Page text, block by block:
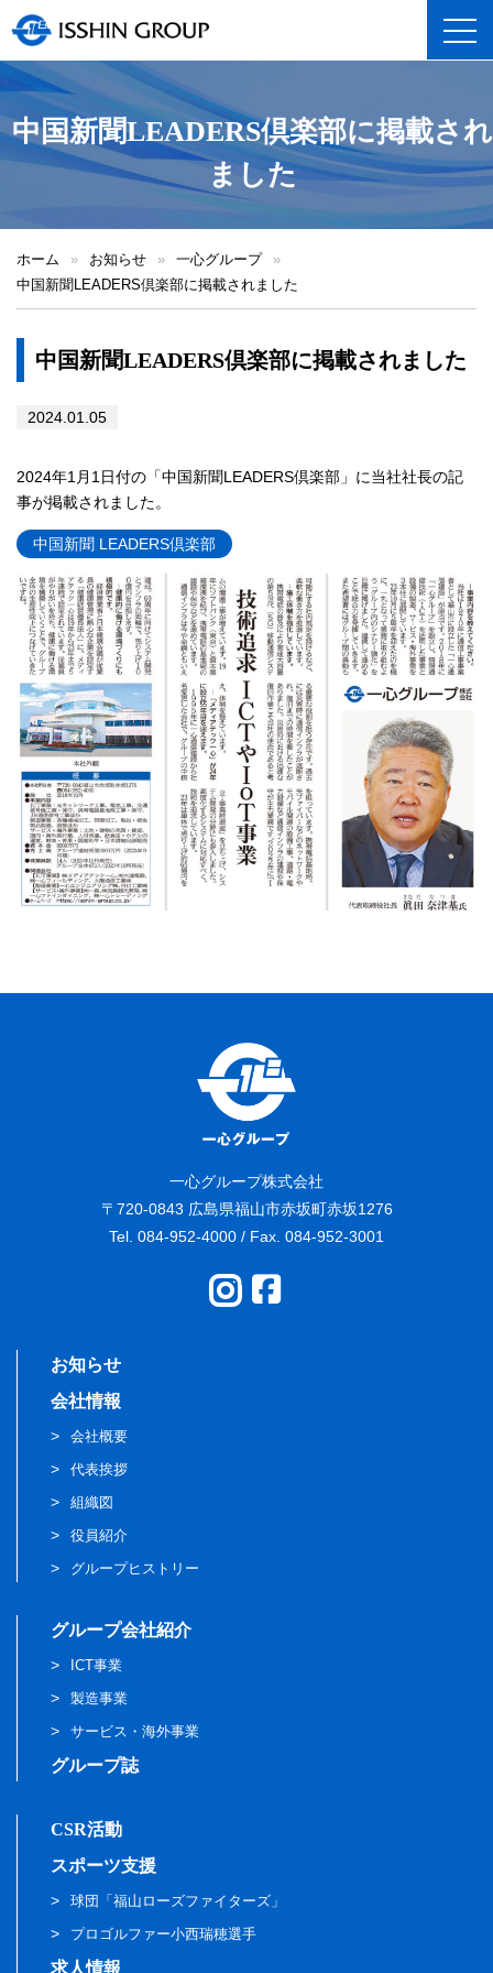
中国新聞LEADERS倶楽部に掲載され
ました
ホーム » お知らせ » 一心グループ
»
中国新聞LEADERS倶楽部に掲載されました
中国新聞LEADERS倶楽部に掲載されました
2024.01.05
2024年1月1日付の「中国新聞LEADERS倶楽部」に当社社長の記
事が掲載されました。
中国新聞 LEADERS倶楽部
一心グループ株式会社
〒720-0843 広島県福山市赤坂町赤坂1276
Tel. 084-952-4000 / Fax. 084-952-3001
お知らせ
会社情報
会社概要
代表挨拶
組織図
役員紹介
グループヒストリー
グループ会社紹介
ICT事業
製造事業
サービス・海外事業
グループ誌
CSR活動
スポーツ支援
球団「福山ローズファイターズ」
プロゴルファー小西瑞穂選手
求人情報